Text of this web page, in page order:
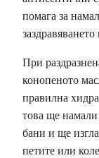
помага за
При
конопеното
правилна
това ще намали
бани и ще
петите или